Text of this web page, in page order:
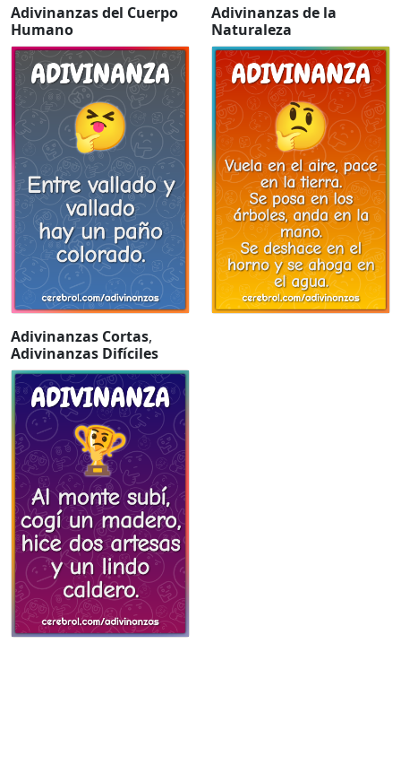
Adivinanzas del Cuerpo
Humano
Adivinanzas de la
Naturaleza
Adivinanzas Cortas,
Adivinanzas Difíciles